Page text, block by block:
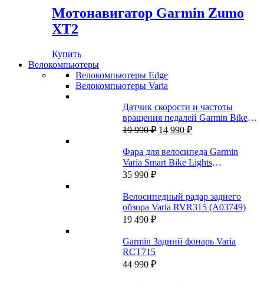
составляла
89
83
990 ₽.
Мотонавигатор Garmin Zumo
XT2
Купить
Велокомпьютеры
Велокомпьютеры Edge
Велокомпьютеры Varia
Датчик скорости и частоты
вращения педалей Garmin Bike
Speed Sensor 2 и Cadence Sensor 2
19 990₽ Первоначальная
составляла
19
14 990 ₽Текущая
14
990 ₽.
Фара для велосипеда Garmin
Varia Smart Bike Lights
HL500+TL300
35 990 ₽
Велосипедный радар заднего
обзора Varia RVR315 (A03749)
19 490 ₽
Garmin Задний фонарь Varia
RCT715
44 990 ₽